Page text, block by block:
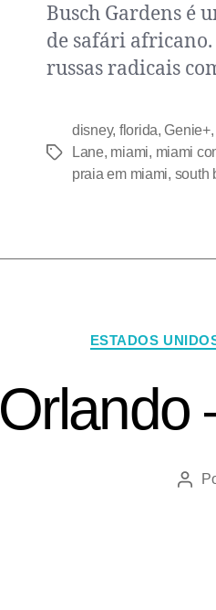
Busch Gardens é
de safári
russas radicais
disney, florida, Genie+,
Lane, miami, miami
praia em miami, south
ESTADOS
Orlando